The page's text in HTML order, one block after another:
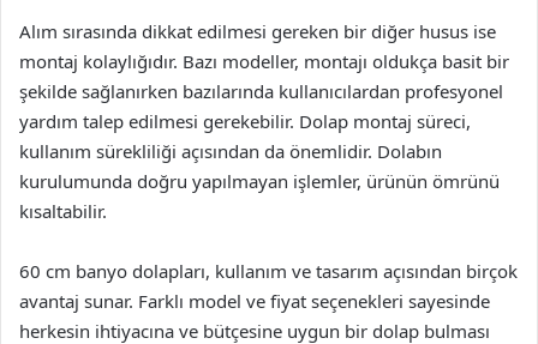
Alım sırasında dikkat edilmesi gereken bir diğer husus ise
montaj kolaylığıdır. Bazı modeller, montajı oldukça basit bir
şekilde sağlanırken bazılarında kullanıcılardan profesyonel
yardım talep edilmesi gerekebilir. Dolap montaj süreci,
kullanım sürekliliği açısından da önemlidir. Dolabın
kurulumunda doğru yapılmayan işlemler, ürünün ömrünü
kısaltabilir.
60 cm banyo dolapları, kullanım ve tasarım açısından birçok
avantaj sunar. Farklı model ve fiyat seçenekleri sayesinde
herkesin ihtiyacına ve bütçesine uygun bir dolap bulması